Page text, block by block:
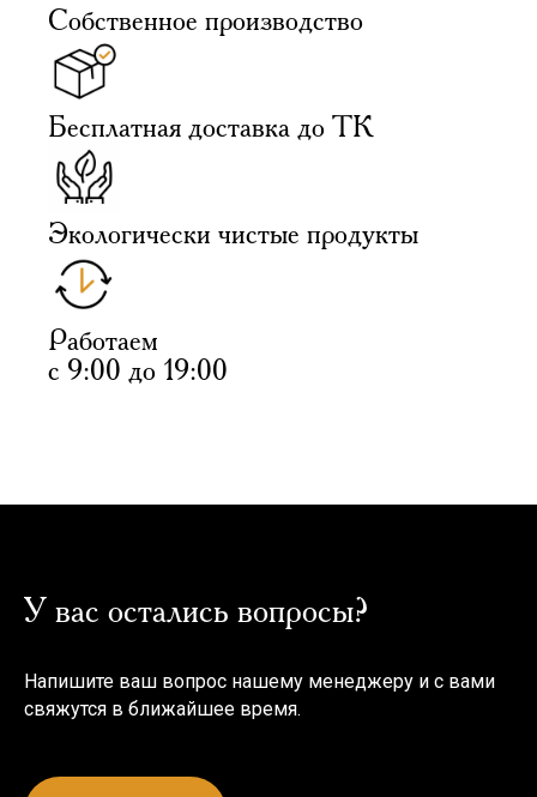
Собственное производство
Бесплатная доставка до ТК
Экологически чистые продукты
Работаем
с 9:00 до 19:00
У вас остались вопросы?
Напишите ваш вопрос нашему менеджеру и с вами
свяжутся в ближайшее время.